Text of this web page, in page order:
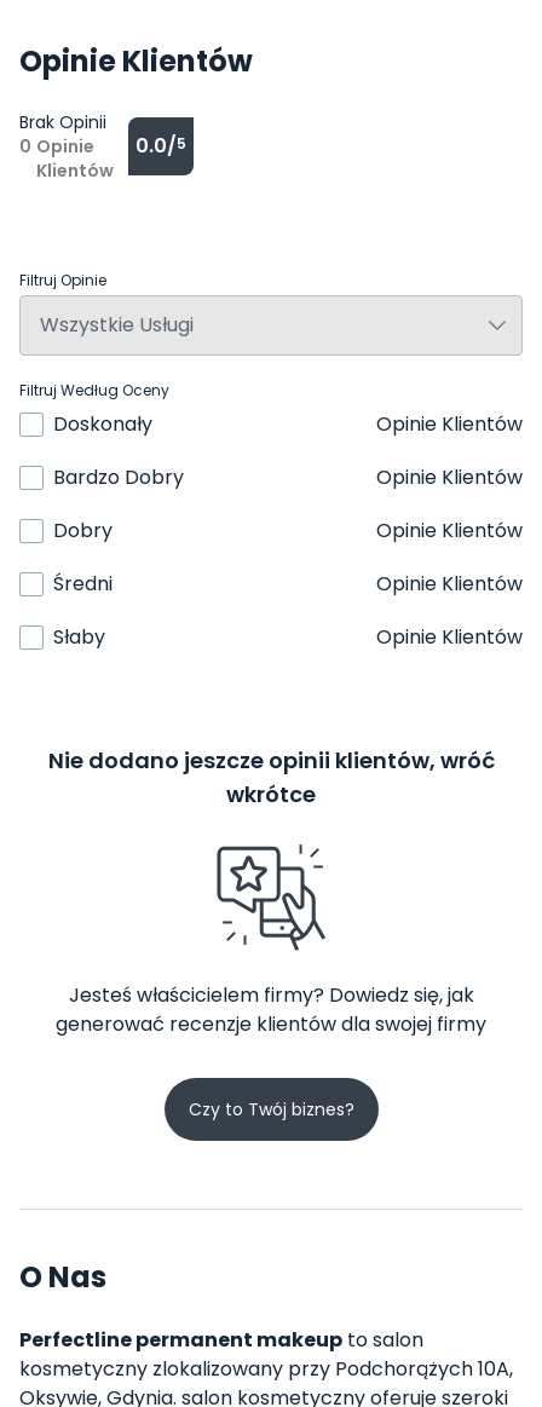
Opinie Klientów
Brak Opinii
0 Opinie
Klientów
0.0/5
Filtruj Opinie
Filtruj Według Oceny
Doskonały
Opinie Klientów
Bardzo Dobry
Opinie Klientów
Dobry
Opinie Klientów
Średni
Opinie Klientów
Słaby
Opinie Klientów
Nie dodano jeszcze opinii klientów, wróć
wkrótce
Jesteś właścicielem firmy? Dowiedz się, jak
generować recenzje klientów dla swojej firmy
Czy to Twój biznes?
O Nas
Perfectline permanent makeup to salon
kosmetyczny zlokalizowany przy Podchorążych 10A,
Oksywie, Gdynia. salon kosmetyczny oferuje szeroki